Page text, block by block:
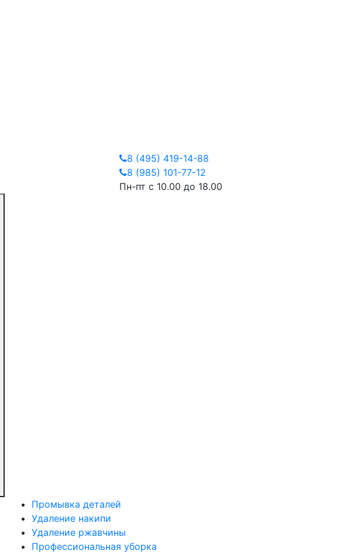
8 (495) 419-14-88
8 (985) 101-77-12
Пн-пт с 10.00 до 18.00
Промывка деталей
Удаление накипи
Удаление ржавчины
Профессиональная уборка